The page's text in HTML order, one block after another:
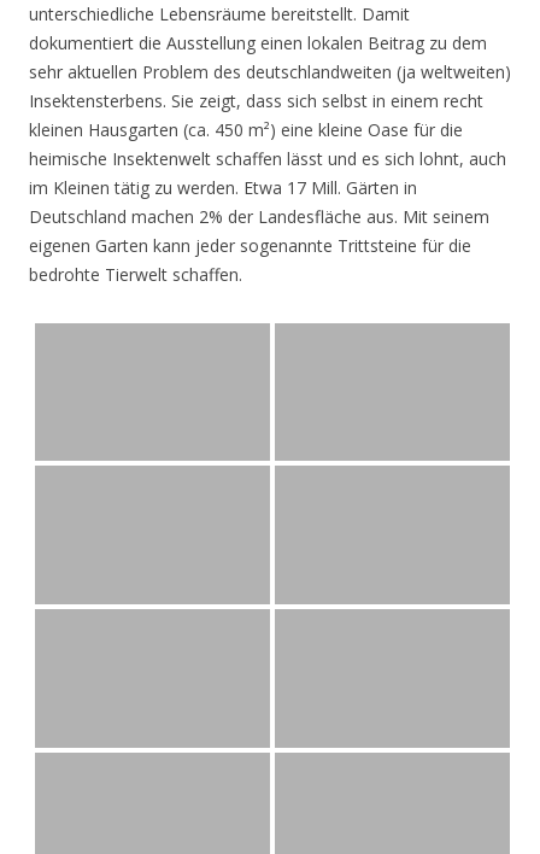
unterschiedliche Lebensräume bereitstellt. Damit
dokumentiert die Ausstellung einen lokalen Beitrag zu dem
sehr aktuellen Problem des deutschlandweiten (ja weltweiten)
Insektensterbens. Sie zeigt, dass sich selbst in einem recht
kleinen Hausgarten (ca. 450 m²) eine kleine Oase für die
heimische Insektenwelt schaffen lässt und es sich lohnt, auch
im Kleinen tätig zu werden. Etwa 17 Mill. Gärten in
Deutschland machen 2% der Landesfläche aus. Mit seinem
eigenen Garten kann jeder sogenannte Trittsteine für die
bedrohte Tierwelt schaffen.